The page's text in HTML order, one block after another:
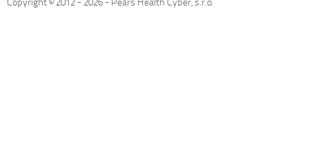
Copyright © 2012 -2026 - Pears Health Cyber, s.r.o.